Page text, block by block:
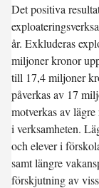
Det positiva
år. Exkluderas
miljoner kronor
till 17,4 miljoner
påverkas av 17
motverkas av
i verksamheten.
och elever i
samt längre
förskjutning av